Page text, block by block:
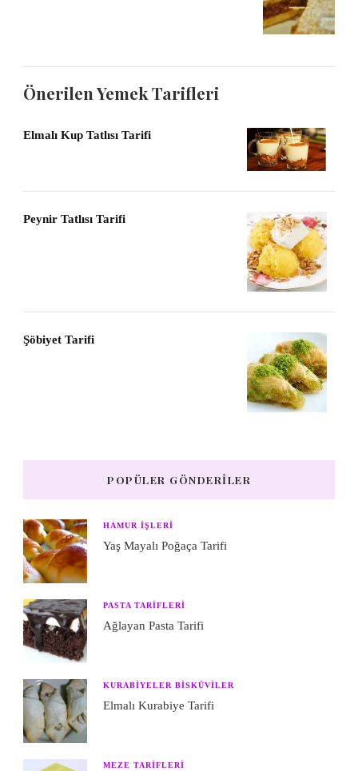
Önerilen Yemek Tarifleri
Elmalı Kup Tatlısı Tarifi
Peynir Tatlısı Tarifi
Şöbiyet Tarifi
POPÜLER GÖNDERILER
HAMUR IŞLERI
Yaş Mayalı Poğaça Tarifi
PASTA TARIFLERI
Ağlayan Pasta Tarifi
KURABIYELER BISKÜVILER
Elmalı Kurabiye Tarifi
MEZE TARIFLERI